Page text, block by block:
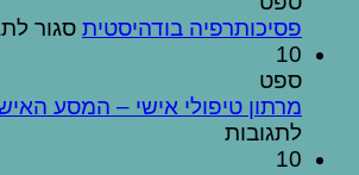
פסיכותרפיה בודהיסטית סגור
10
ספט
מרתון טיפולי אישי – המסע
לתגובותעל
10